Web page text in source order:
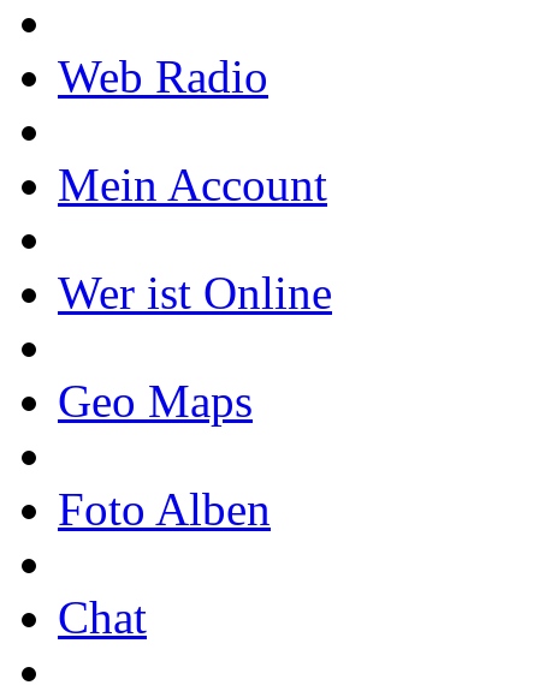
Web Radio
Mein Account
Wer ist Online
Geo Maps
Foto Alben
Chat